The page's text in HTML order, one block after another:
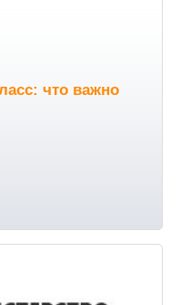
что важно